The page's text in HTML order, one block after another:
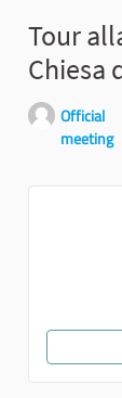
Tour
Chiesa
Official
meeting